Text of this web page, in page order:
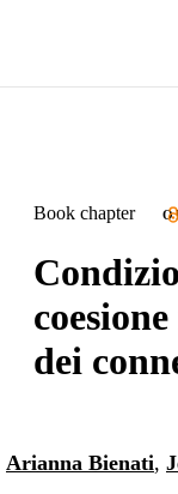
Book chapter
dei
Arianna Bienati,